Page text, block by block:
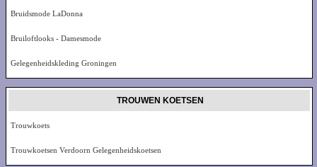
Bruidsmode LaDonna
Bruiloftlooks - Damesmode
Gelegenheidskleding Groningen
TROUWEN KOETSEN
Trouwkoets
Trouwkoetsen Verdoorn Gelegenheidskoetsen